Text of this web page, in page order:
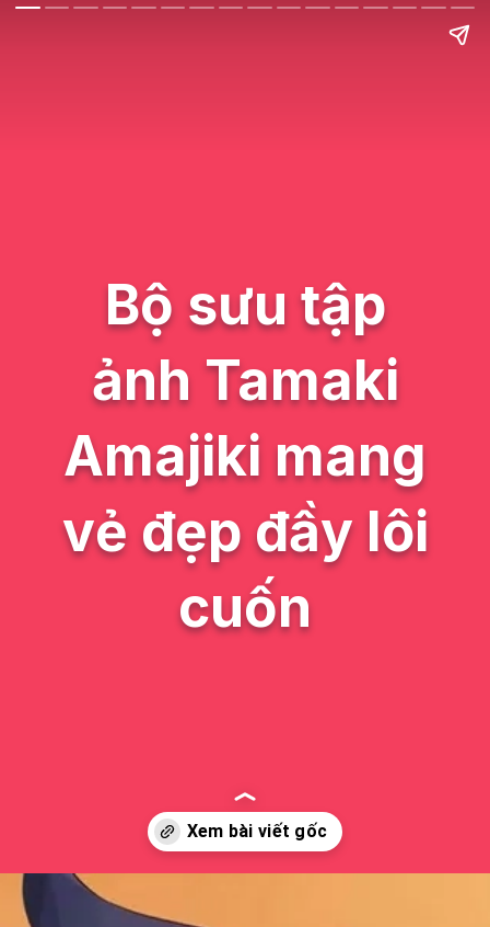
Bộ sưu tập
ảnh Tamaki
Amajiki mang
vẻ đẹp đầy lôi
cuốn
Đang mởhttps://issiloo.edu.vn/tamaki-amajiki